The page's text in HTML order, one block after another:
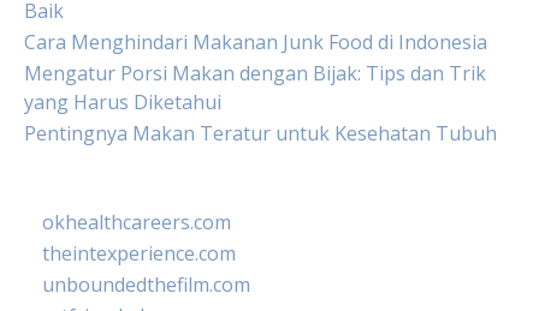
Baik
Cara Menghindari Makanan Junk Food di Indonesia
Mengatur Porsi Makan dengan Bijak: Tips dan Trik
yang Harus Diketahui
Pentingnya Makan Teratur untuk Kesehatan Tubuh
okhealthcareers.com
theintexperience.com
unboundedthefilm.com